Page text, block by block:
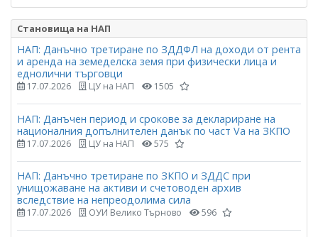
Становища на НАП
НАП: Данъчно третиране по ЗДДФЛ на доходи от рента
и аренда на земеделска земя при физически лица и
еднолични търговци
17.07.2026 ЦУ на НАП 1505
НАП: Данъчен период и срокове за деклариране на
националния допълнителен данък по част Vа на ЗКПО
17.07.2026 ЦУ на НАП 575
НАП: Данъчно третиране по ЗКПО и ЗДДС при
унищожаване на активи и счетоводен архив
вследствие на непреодолима сила
17.07.2026 ОУИ Велико Търново 596